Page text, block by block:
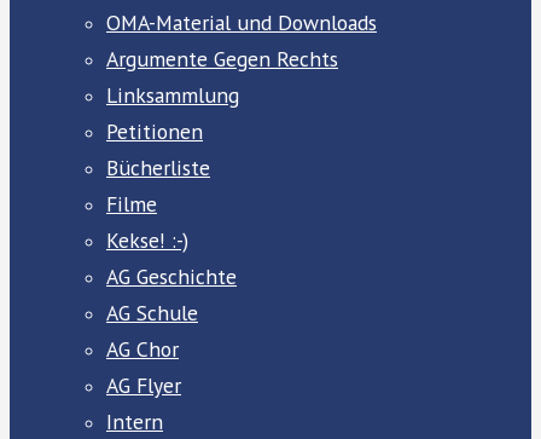
OMA-Material und Downloads
Argumente Gegen Rechts
Linksammlung
Petitionen
Bücherliste
Filme
Kekse! :-)
AG Geschichte
AG Schule
AG Chor
AG Flyer
Intern